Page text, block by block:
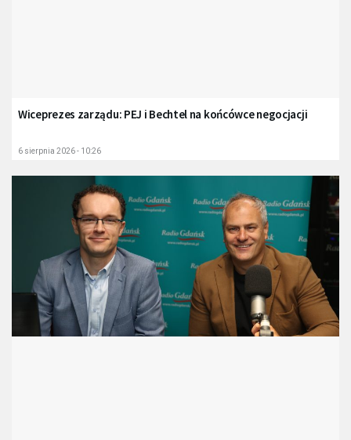
Wiceprezes zarządu: PEJ i Bechtel na końcówce negocjacji
6 sierpnia 2026 - 10:26